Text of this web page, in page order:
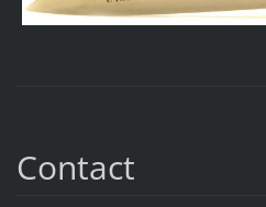
Contact